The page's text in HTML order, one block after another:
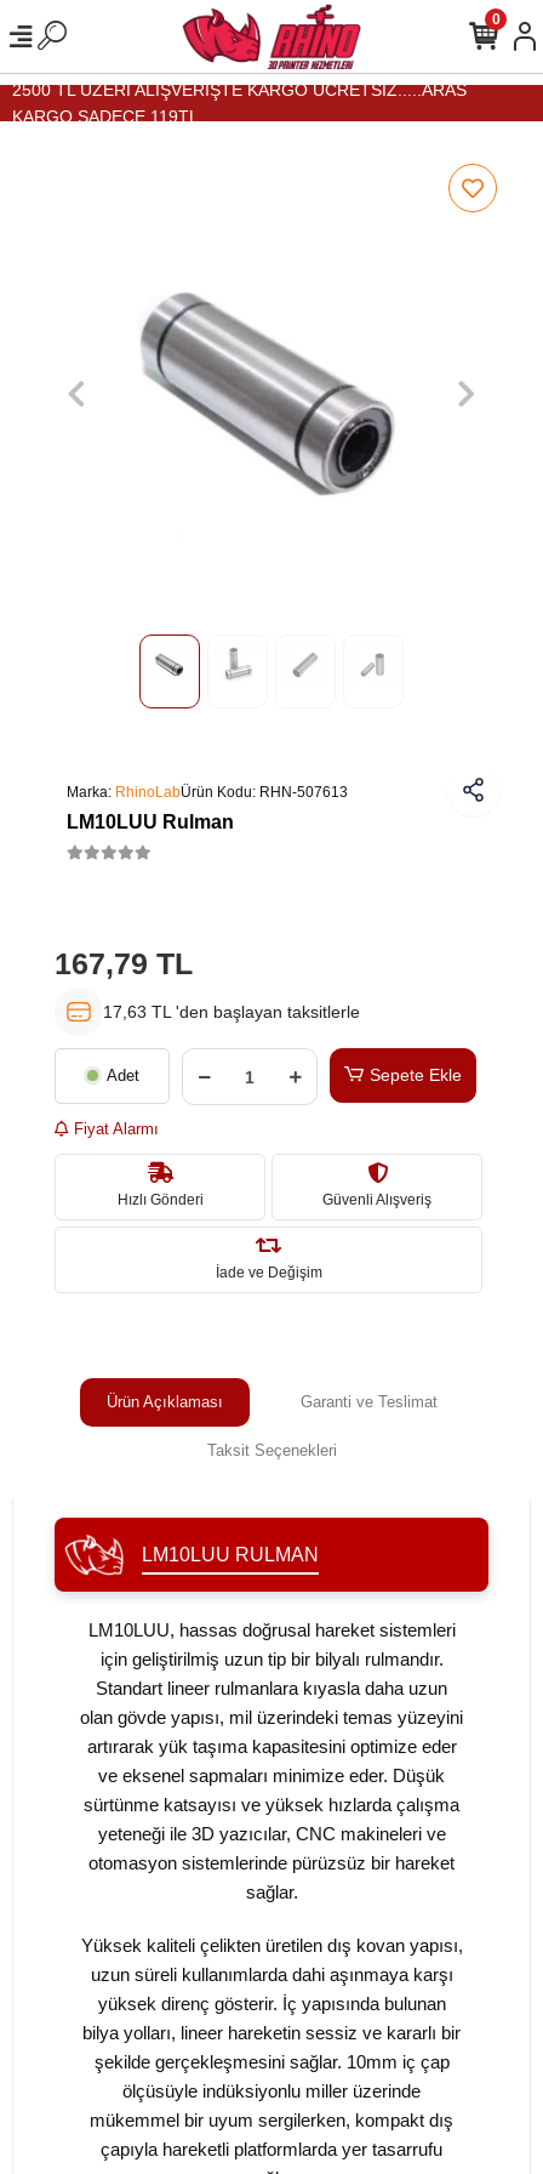
2500 TL ÜZERİ ALIŞVERİŞTE KARGO ÜCRETSİZ.....ARAS
KARGO SADECE 119TL...
0
Marka: RhinoLabÜrün Kodu: RHN-507613
LM10LUU Rulman
167,79 TL
17,63 TL 'den başlayan taksitlerle
Adet Sepete Ekle
Fiyat Alarmı
Hızlı Gönderi Güvenli Alışveriş
İade ve Değişim
Ürün Açıklaması Garanti ve Teslimat
Taksit Seçenekleri
LM10LUU RULMAN
LM10LUU, hassas doğrusal hareket sistemleri
için geliştirilmiş uzun tip bir bilyalı rulmandır.
Standart lineer rulmanlara kıyasla daha uzun
olan gövde yapısı, mil üzerindeki temas yüzeyini
artırarak yük taşıma kapasitesini optimize eder
ve eksenel sapmaları minimize eder. Düşük
sürtünme katsayısı ve yüksek hızlarda çalışma
yeteneği ile 3D yazıcılar, CNC makineleri ve
otomasyon sistemlerinde pürüzsüz bir hareket
sağlar.
Yüksek kaliteli çelikten üretilen dış kovan yapısı,
uzun süreli kullanımlarda dahi aşınmaya karşı
yüksek direnç gösterir. İç yapısında bulunan
bilya yolları, lineer hareketin sessiz ve kararlı bir
şekilde gerçekleşmesini sağlar. 10mm iç çap
ölçüsüyle indüksiyonlu miller üzerinde
mükemmel bir uyum sergilerken, kompakt dış
çapıyla hareketli platformlarda yer tasarrufu